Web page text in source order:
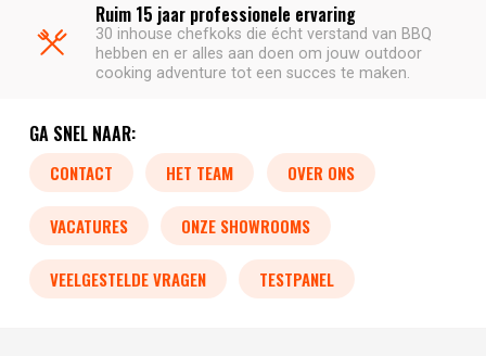
Ruim 15 jaar professionele ervaring
30 inhouse chefkoks die écht verstand van BBQ
hebben en er alles aan doen om jouw outdoor
cooking adventure tot een succes te maken.
GA SNEL NAAR:
CONTACT HET TEAM OVER ONS
VACATURES ONZE SHOWROOMS
VEELGESTELDE VRAGEN TESTPANEL